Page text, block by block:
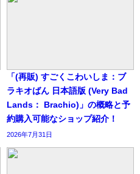
「(再販) すごくこわいしま：ブ
ラキオばん 日本語版 (Very Bad
Lands： Brachio)」の概略と予
約購入可能なショップ紹介！
2026年7月31日